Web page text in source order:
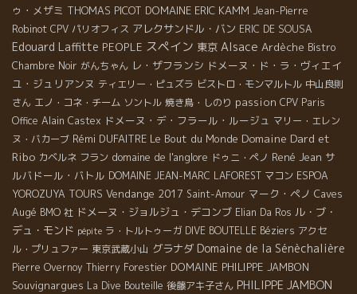
ゥ・メザミ THOMAS PICOT DOMAINE ERIC KAMM Jean-Pierre
Robinot CPV パリオフィス アレクサンドル・バン ERIC DE SOUSA
Edouard Laffitte PEOPLE スペイン 東京 Alsace Ardèche Bistro
Chambre Noir がんちゃん レ・ザフランシ ドメーヌ・ド・ラ・ヴィエイ
ユ・ジュリアンヌ ティエリー・ピュズラ ビストロ・モンマルトル 中山良則
さん エノ・コネ・チーム ソントル 焼き鳥・しのり passion CPV Paris
Office Alain Castex ドメーヌ・デ・フラール・ルージュ マリー・エレン
ヌ・バカーブ Rémi DUFAITRE Le Bout du Monde Domaine Dard et
Ribo カベルネ フラン domaine de l'anglore ドゥニ・ペノ René Jean サ
ルバドール・バトル DOMAINE JEAN-MARC LAFOREST マコン ESPOA
YOROZUYA TOURS Vendange 2017 Saint-Amour マーク・ペノ Caves
Augé BMO 社 ドメーヌ・ジョルジュ・デコンブ Elian Da Ros ル・ブ・
デュ・モンド pépite ラ・トルトゥーガ DIVE BOUTELLE Béziers アクセ
ル・プリュファー 東京武蔵小山 グラナダ Domaine de la Sénèchalière
Pierre Overnoy Thierry Forestier DOMAINE PHILIPPE JAMBON
Souvignargues La Dive Bouteille 後藤アキ子さん PHILIPPE JAMBON